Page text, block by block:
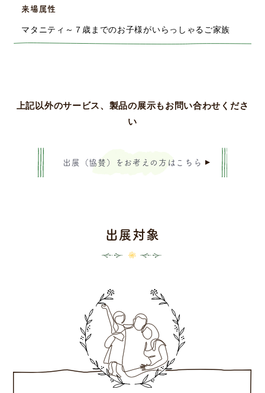
来場属性
マタニティ～７歳までのお子様がいらっしゃるご家族
上記以外のサービス、製品の展示もお問い合わせくださ
い
出展（協賛）をお考えの方はこちら
出展対象